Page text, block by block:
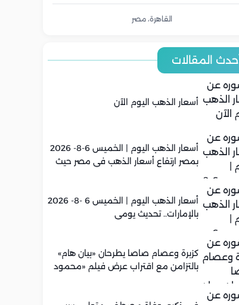
القاهرة، مصر
المقالات
أسعار الذهب اليوم الآن
أسعار الذهب اليوم | الخميس 6-8- 2026
بمصر ارتفاع أسعار الذهب في مصر حيث
أسعار الذهب اليوم | الخميس 6 -8- 2026
بالإمارات.. تحديث يومي
كزبرة وعصام صاصا يطرحان «بيان هام»
بالتزامن مع اقتراب عرض فيلم «محمود